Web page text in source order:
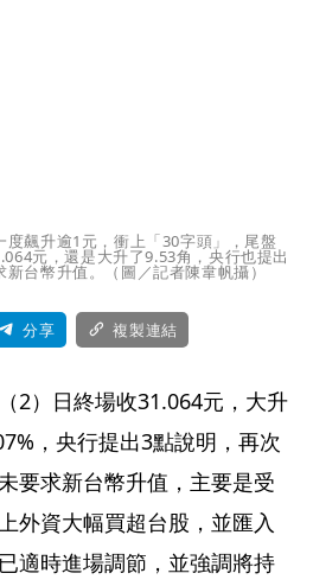
飆升逾1元，衝上「30字頭」，尾盤
元，還是大升了9.53角，央行也提出
台幣升值。（圖／記者陳韋帆攝）
分享 複製連結
2）日終場收31.064元，大升
，央行提出3點說明，再次
要求新台幣升值，主要是受
外資大幅買超台股，並匯入
適時進場調節，並強調將持